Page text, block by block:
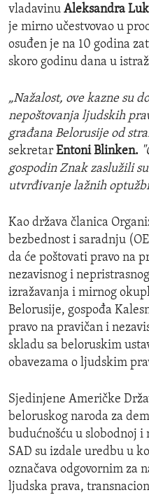
vladavinu Aleksandra
je mirno učestvovao u
osuđen je na 10 godina
skoro godinu dana u
„Nažalost, ove kazne su
nepoštovanja ljudskih
građana Belorusije od
sekretar Entoni Blinken.
gospodin Znak zaslužili
utvrđivanje lažnih
Kao država članica
bezbednost i saradnju
da će poštovati pravo na
nezavisnog i
izražavanja i mirnog
Belorusije, gospođa
pravo na pravičan i
skladu sa beloruskim
obavezama o ljudskim
Sjedinjene Američke
beloruskog naroda za
budućnošću u slobodnoj i
SAD su izdale uredbu u
označava odgovornim za
ljudska prava,